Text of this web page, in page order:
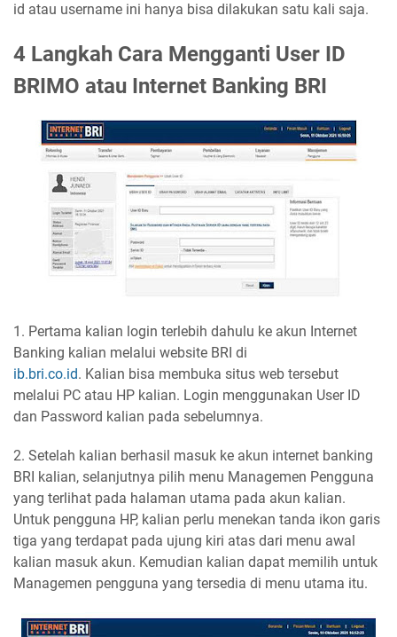
id atau username ini hanya bisa dilakukan satu kali saja.
4 Langkah Cara Mengganti User ID
BRIMO atau Internet Banking BRI
1. Pertama kalian login terlebih dahulu ke akun Internet
Banking kalian melalui website BRI di
ib.bri.co.id. Kalian bisa membuka situs web tersebut
melalui PC atau HP kalian. Login menggunakan User ID
dan Password kalian pada sebelumnya.
2. Setelah kalian berhasil masuk ke akun internet banking
BRI kalian, selanjutnya pilih menu Managemen Pengguna
yang terlihat pada halaman utama pada akun kalian.
Untuk pengguna HP, kalian perlu menekan tanda ikon garis
tiga yang terdapat pada ujung kiri atas dari menu awal
kalian masuk akun. Kemudian kalian dapat memilih untuk
Managemen pengguna yang tersedia di menu utama itu.